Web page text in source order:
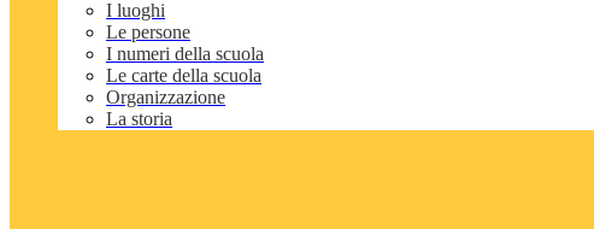
I luoghi
Le persone
I numeri della scuola
Le carte della scuola
Organizzazione
La storia